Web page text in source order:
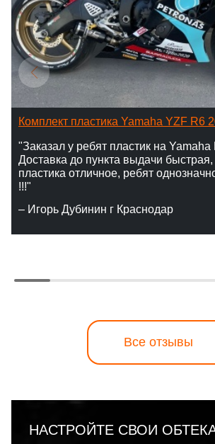
Комплект пластика Yamaha YZF R6
"Заказал у ребят пластик на Yamaha
Доставка до пункта выдачи быстрая,
пластика отличное, ребят
!!!"
– Игорь Дубинин г Краснодар
Все отзывы
НАСТРОЙТЕ СВОИ